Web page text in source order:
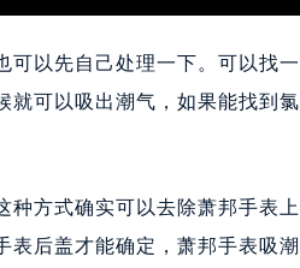
以先自己处理一下。可以找一
就可以吸出潮气，如果能找到氯
方式确实可以去除萧邦手表上
表后盖才能确定，萧邦手表吸潮